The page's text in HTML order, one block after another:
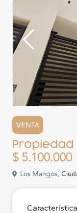
VENTA
Propiedad
$ 5.100.000
Los Mangos,